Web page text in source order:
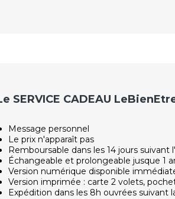
SERVICE CADEAU
Message personnel
Le prix n'apparaît pas
Remboursable dans les 14 jours suivant
Échangeable et prolongeable jusque 1
Version numérique disponible
Version imprimée : carte 2 volets,
Expédition dans les 8h ouvrées suivant